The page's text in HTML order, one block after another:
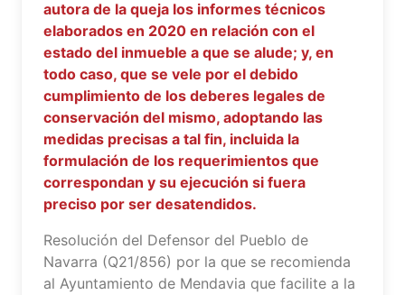
autora de la queja los informes técnicos
elaborados en 2020 en relación con el
estado del inmueble a que se alude; y, en
todo caso, que se vele por el debido
cumplimiento de los deberes legales de
conservación del mismo, adoptando las
medidas precisas a tal fin, incluida la
formulación de los requerimientos que
correspondan y su ejecución si fuera
preciso por ser desatendidos.
Resolución del Defensor del Pueblo de
Navarra (Q21/856) por la que se recomienda
al Ayuntamiento de Mendavia que facilite a la